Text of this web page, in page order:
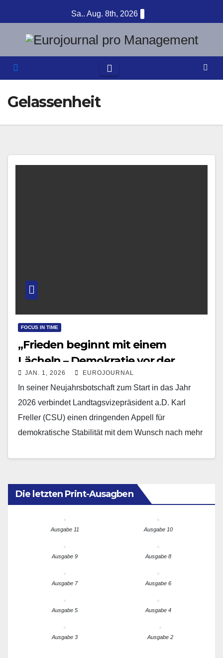
Inhalt
springen
Sa.. Aug. 8th, 2026
Gelassenheit
FOCUS IN TIME
„Frieden beginnt mit einem
Lächeln – Demokratie vor der
Haustür“
JAN. 1, 2026 EUROJOURNAL
In seiner Neujahrsbotschaft zum Start in das Jahr
2026 verbindet Landtagsvizepräsident a.D. Karl
Freller (CSU) einen dringenden Appell für
demokratische Stabilität mit dem Wunsch nach mehr
Die letzten Print-Ausagben
Ausgabe 11 Ausgabe 10
Ausgabe 9 Ausgabe 8
Ausgabe 7 Ausgabe 6
Ausgabe 5 Ausgabe 4
Ausgabe 3 Ausgabe 2